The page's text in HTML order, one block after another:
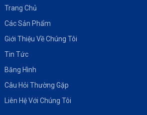
Trang Chủ
Các Sản Phẩm
Giới Thiệu Về Chúng Tôi
Tin Tức
Băng Hình
Câu Hỏi Thường Gặp
Liên Hệ Với Chúng Tôi